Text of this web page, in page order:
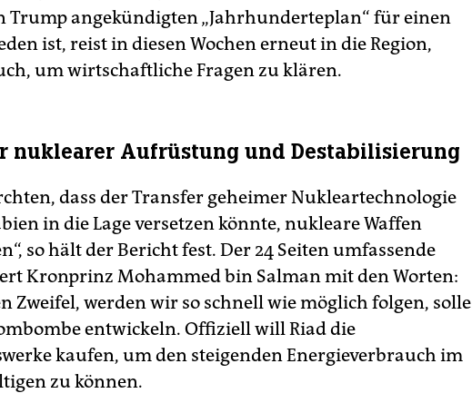
Trump angekündigten „Jahrhunderteplan“ für einen
ist, reist in diesen Wochen erneut in die Region,
um wirtschaftliche Fragen zu klären.
nuklearer Aufrüstung und Destabilisierung
dass der Transfer geheimer Nukleartechnologie
in die Lage versetzen könnte, nukleare Waffen
so hält der Bericht fest. Der 24 Seiten umfassende
Kronprinz Mohammed bin Salman mit den Worten:
Zweifel, werden wir so schnell wie möglich folgen, solle
entwickeln. Offiziell will Riad die
kaufen, um den steigenden Energieverbrauch im
zu können.